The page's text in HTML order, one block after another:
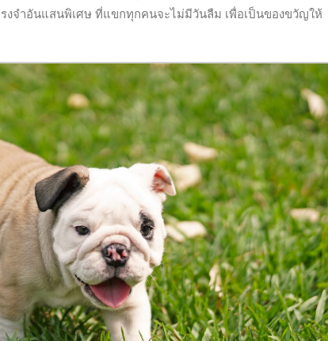
จำอันแสนพิเศษ ที่แขกทุกคนจะไม่มีวันลืม เพื่อเป็นของขวัญให้